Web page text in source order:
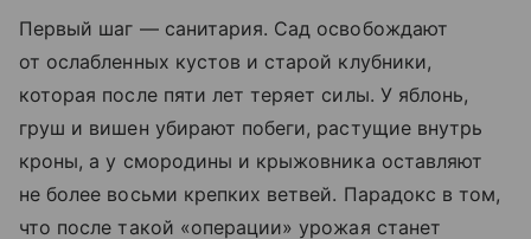
Первый шаг — санитария. Сад освобождают
от ослабленных кустов и старой клубники,
которая после пяти лет теряет силы. У яблонь,
груш и вишен убирают побеги, растущие внутрь
кроны, а у смородины и крыжовника оставляют
не более восьми крепких ветвей. Парадокс в том,
что после такой «операции» урожая станет